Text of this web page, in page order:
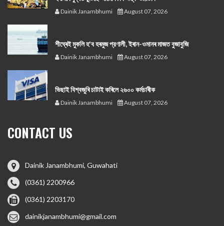
Dainik Janambhumi August 07, 2026
শীঘ্ৰেই মুকলি হ'ব হৰমুজ প্রণালী, ইৰান-ওমানৰ মাজত বুজাবুজি
Dainik Janambhumi August 07, 2026
ভিছাই বিশ্বজুৰি চাটাই কৰিলে ২৬০০ কৰ্মচাৰীক
Dainik Janambhumi August 07, 2026
CONTACT US
Dainik Janambhumi, Guwahati
(0361) 2200966
(0361) 2203170
dainikjanambhumi@gmail.com